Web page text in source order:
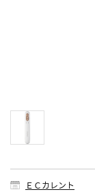
ＥＣカレント